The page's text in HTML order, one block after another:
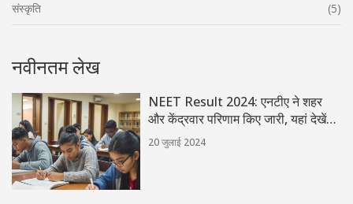
संस्कृति (5)
नवीनतम लेख
NEET Result 2024: एनटीए ने शहर
और केंद्रवार परिणाम किए जारी, यहां देखें
अंक
20 जुलाई 2024